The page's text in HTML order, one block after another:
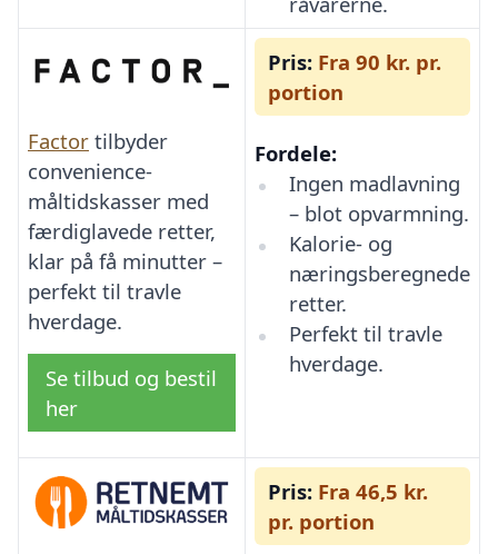
Factor tilbyder
convenience-
måltidskasser med
færdiglavede retter,
klar på få minutter –
perfekt til travle
hverdage.
Se tilbud og bestil
her
Pris: Fra 90 kr. pr.
portion
Fordele:
Ingen madlavning
– blot opvarmning.
Kalorie- og
næringsberegnede
retter.
Perfekt til travle
hverdage.
Pris: Fra 46,5 kr.
pr. portion